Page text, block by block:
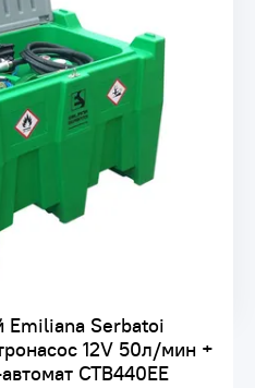
Emiliana Serbatoi
12V 50л/мин +
CTB440EE